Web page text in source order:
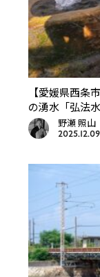
【愛媛県西条
の湧水「弘法水
野瀬 照山
2025.12.09